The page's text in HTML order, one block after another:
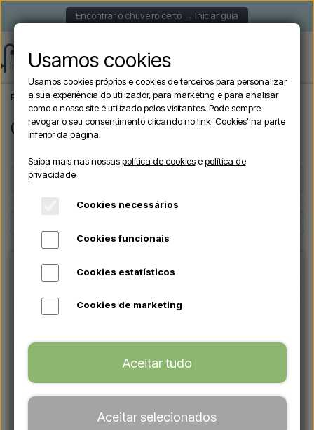
Encontrar o chuveiro certo → Iniciar guia
Página inicial Marcas CRM
CRM
Filters
solar 40 litros
solar 30 litros
Usamos cookies
Usamos cookies próprios e cookies de terceiros para personalizar
a sua experiência do utilizador, para marketing e para analisar
como o nosso site é utilizado pelos visitantes. Pode sempre
revogar o seu consentimento clicando no link 'Cookies' na parte
inferior da página.
Saiba mais nas nossaspolítica de cookiesepolítica de
privacidade
Cookies necessários
Cookies funcionais
Cookies estatísticos
Cookies de marketing
Aceitar tudo
Aceitar selecionados